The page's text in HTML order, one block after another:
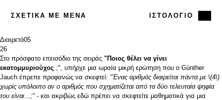
ΣΧΕΤΙΚΆ ΜΕ ΜΈΝΑ ΙΣΤΟΛΌΓΙΟ
Διαιρετό05
26
Στο πρόσφατο επεισόδιο της σειράς "Ποιος θέλει να γίνει
εκατομμυριούχος ;", υπήρχε μια ωραία μικρή ερώτηση που ο Günther
Jauch έπρεπε προφανώς να σκεφτεί: "Ένας αριθμός διαιρείται πάντα με \(4\)
χωρίς υπόλοιπο αν ο αριθμός που σχηματίζεται από τα δύο τελευταία ψηφία
του είναι...;" - και ακριβώς εδώ πρέπει να σκεφτείτε μαθηματικά για μια